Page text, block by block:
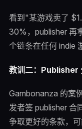
看到"某游戏卖了
30%，publisher 再
个链条在任何 indie
教训二：Publisher
Gambonanza 的案
发者签 publisher 合
争取更好的条款，